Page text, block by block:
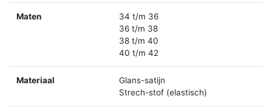
Maten
34 t/m 36
36 t/m 38
38 t/m 40
40 t/m 42
Materiaal
Glans-satijn
Strech-stof (elastisch)